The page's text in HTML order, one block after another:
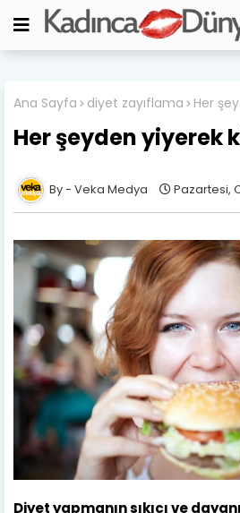
Ana Sayfa diyet zayıflama Her
Her şeyden yiyerek
Veka Medya Pazartesi,
Diyet yapmanın sıkıcı ve